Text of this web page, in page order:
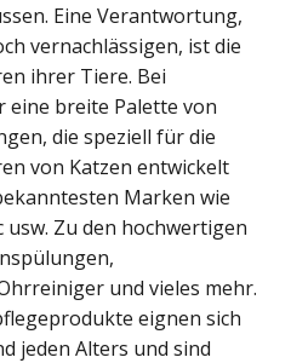
Eine Verantwortung,
vernachlässigen, ist die
ihrer Tiere. Bei
eine breite Palette von
die speziell für die
von Katzen entwickelt
Marken wie
usw. Zu den hochwertigen
und vieles mehr.
eignen sich
jeden Alters und sind